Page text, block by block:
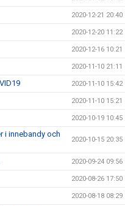
2020-12-21 20:40
2020-12-20 11:22
2020-12-16 10:21
2020-11-10 21:11
2020-11-10 15:42
2020-11-10 15:21
2020-10-19 10:45
i innebandy och
2020-10-15 20:35
2020-09-24 09:56
2020-08-26 17:50
2020-08-18 08:29